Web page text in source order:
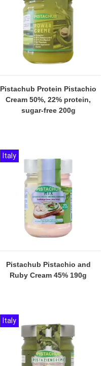
Pistachub Protein Pistachio
Cream 50%, 22% protein,
sugar-free 200g
Pistachub Pistachio and
Ruby Cream 45% 190g
Italy
Italy